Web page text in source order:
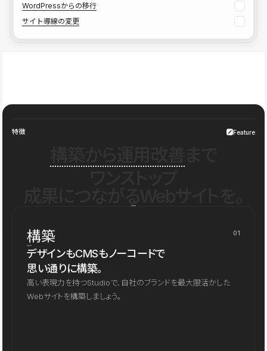
WordPressからの移行
サイト導線の変更
特徴 Feature
構築 01
デザインもCMSもノーコードで
思い通りに構築。
高い表現力を持つStudioで、自社のブランドを最大限活かした
Webサイトを構築しましょう。